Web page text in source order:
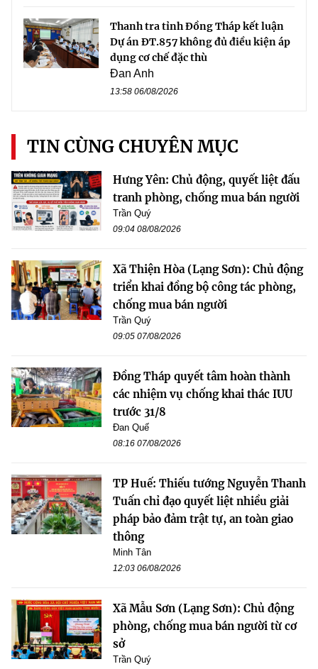
Thanh tra tỉnh Đồng Tháp kết luận
Dự án ĐT.857 không đủ điều kiện áp
dụng cơ chế đặc thù
Đan Anh
13:58 06/08/2026
TIN CÙNG CHUYÊN MỤC
Hưng Yên: Chủ động, quyết liệt đấu
tranh phòng, chống mua bán người
Trần Quý
09:04 08/08/2026
Xã Thiện Hòa (Lạng Sơn): Chủ động
triển khai đồng bộ công tác phòng,
chống mua bán người
Trần Quý
09:05 07/08/2026
Đồng Tháp quyết tâm hoàn thành
các nhiệm vụ chống khai thác IUU
trước 31/8
Đan Quế
08:16 07/08/2026
TP Huế: Thiếu tướng Nguyễn Thanh
Tuấn chỉ đạo quyết liệt nhiều giải
pháp bảo đảm trật tự, an toàn giao
thông
Minh Tân
12:03 06/08/2026
Xã Mẫu Sơn (Lạng Sơn): Chủ động
phòng, chống mua bán người từ cơ
sở
Trần Quý